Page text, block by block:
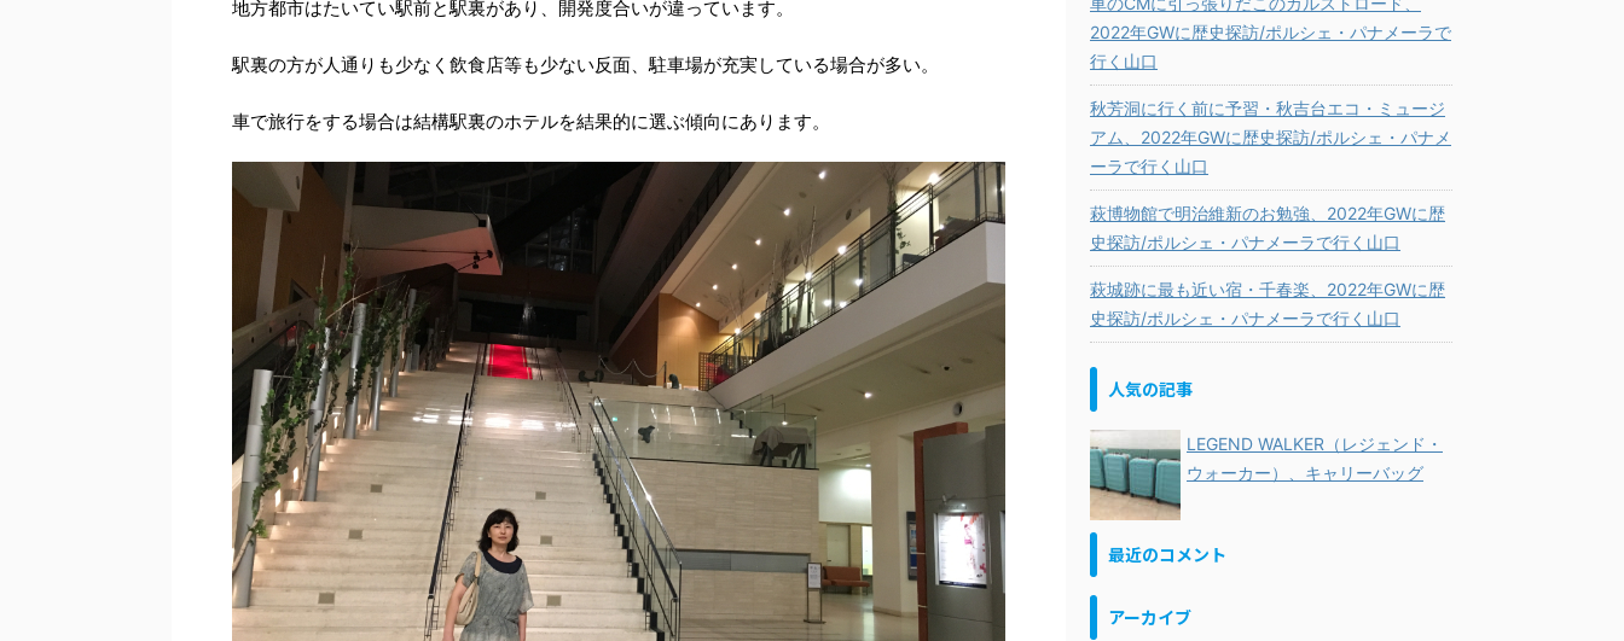
地方都市はたいてい駅前と駅裏があり、開発度合いが違っています。
駅裏の方が人通りも少なく飲食店等も少ない反面、駐車場が充実している場合が多い。
車で旅行をする場合は結構駅裏のホテルを結果的に選ぶ傾向にあります。
2022年GWに歴史探訪/ポルシェ・パナメーラで
行く山口
秋芳洞に行く前に予習・秋吉台エコ・ミュージ
アム、2022年GWに歴史探訪/ポルシェ・パナメ
ーラで行く山口
萩博物館で明治維新のお勉強、2022年GWに歴
史探訪/ポルシェ・パナメーラで行く山口
萩城跡に最も近い宿・千春楽、2022年GWに歴
史探訪/ポルシェ・パナメーラで行く山口
人気の記事
LEGEND WALKER（レジェンド・
ウォーカー）、キャリーバッグ
最近のコメント
アーカイブ